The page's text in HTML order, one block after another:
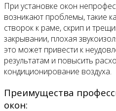
При установке окон
возникают проблемы, такие
створок к раме, скрип и
закрывании, плохая
это может привести к
результатам и повысить
кондиционирование воздуха.
Преимущества
окон: